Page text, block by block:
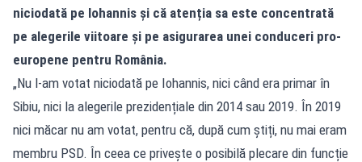
niciodată pe Iohannis și că atenția sa este concentrată
pe alegerile viitoare și pe asigurarea unei conduceri pro-
europene pentru România.
„Nu l-am votat niciodată pe Iohannis, nici când era primar în
Sibiu, nici la alegerile prezidențiale din 2014 sau 2019. În 2019
nici măcar nu am votat, pentru că, după cum știți, nu mai eram
membru PSD. În ceea ce privește o posibilă plecare din funcție